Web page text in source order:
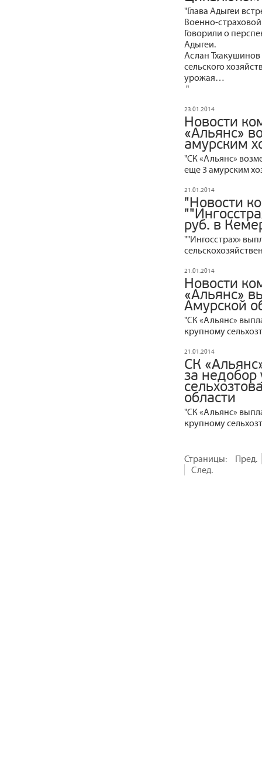
"Глава Адыгеи
Военно-
Говорили о
Адыгеи.
Аслан
сельского
урожая…
"
23.01.2014
Новости
«Альянс»
амурским
"СК «Альянс»
еще 3 амурским
21.01.2014
"Новости
руб. в
""Ингосстрах»
21.01.2014
Новости
«Альянс»
Амурской
"СК «Альянс»
крупному
21.01.2014
СК
за
области
"СК «Альянс»
крупному
Страницы:
Пред.
След.